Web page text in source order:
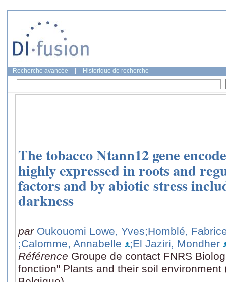
Recherche avancée Historique de recherche
The tobacco Ntann12 gene
highly expressed in roots and
factors and by abiotic stress
darkness
par Oukouomi Lowe, Yves;Homblé,
;Calomme, Annabelle
;El Jaziri, Mondher
Référence Groupe de contact FNRS
fonction" Plants and their soil environment